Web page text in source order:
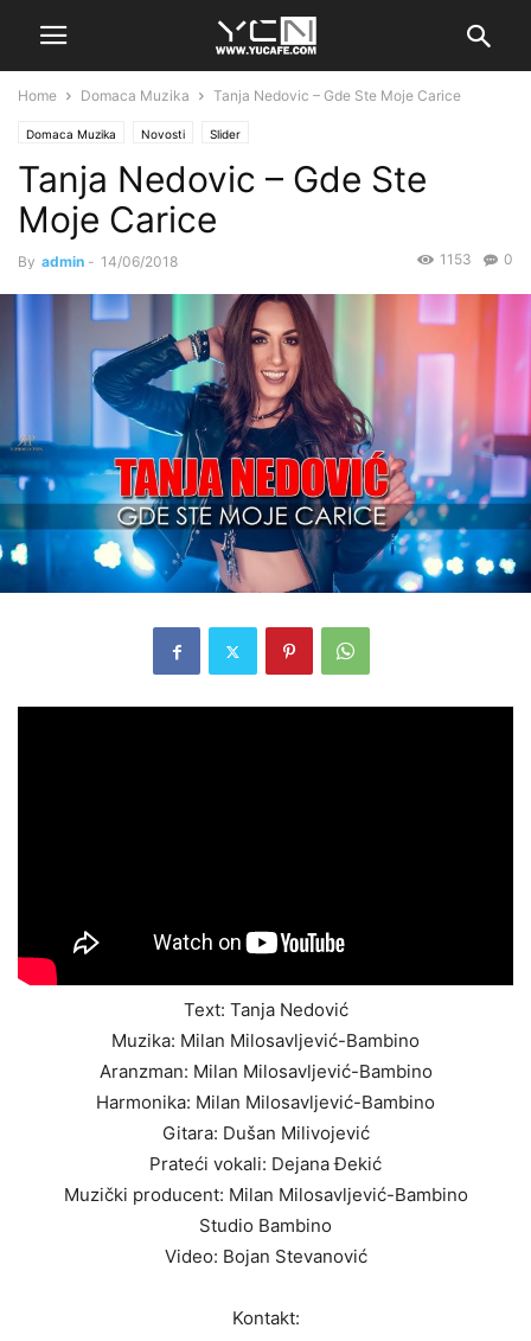
Home Domaca Muzika Tanja Nedovic – Gde Ste Moje Carice
Domaca Muzika Novosti Slider
Tanja Nedovic – Gde Ste
Moje Carice
By admin - 14/06/2018 0
1153
Text: Tanja Nedović
Muzika: Milan Milosavljević-Bambino
Aranzman: Milan Milosavljević-Bambino
Harmonika: Milan Milosavljević-Bambino
Gitara: Dušan Milivojević
Prateći vokali: Dejana Đekić
Muzički producent: Milan Milosavljević-Bambino
Studio Bambino
Video: Bojan Stevanović
Kontakt: